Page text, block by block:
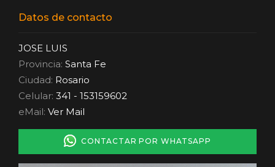
Datos de contacto
JOSE LUIS
Provincia: Santa Fe
Ciudad: Rosario
Celular: 341 - 153159602
eMail: Ver Mail
CONTACTAR POR WHATSAPP